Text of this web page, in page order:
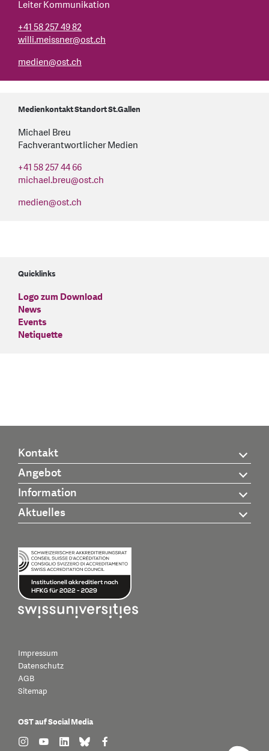
Leiter Kommunikation
+41 58 257 49 82
willi.meissner@ost.ch
medien@ost.ch
Medienkontakt Standort St.Gallen
Michael Breu
Fachverantwortlicher Medien
+41 58 257 44 66
michael.breu@ost.ch
medien@ost.ch
Quicklinks
Logo zum Download
News
Events
Netiquette
Kontakt
Angebot
Information
Aktuelles
Impressum
Datenschutz
AGB
Sitemap
OST auf Social Media
find us on: instagram
find us on: youtube
find us on: linkedin
find us on: bluesky
find us on: facebook